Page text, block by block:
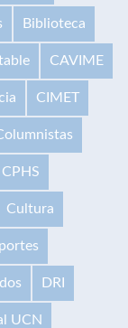
Biblioteca
CAVIME
CIMET
CPHS
Cultura
DRI
UCN